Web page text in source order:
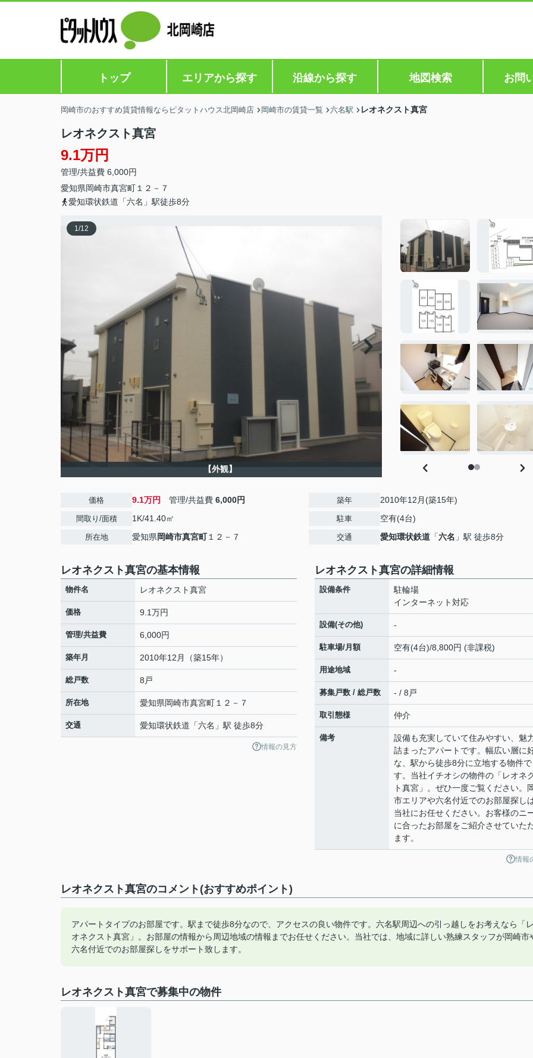
トップ エリアから探す 沿線から探す 地図検索 お問
岡崎市のおすすめ賃貸情報ならピタットハウス北岡崎店 岡崎市の賃貸一覧 六名駅 レオネクスト真宮
レオネクスト真宮
9.1万円
管理/共益費 6,000円
愛知県岡崎市真宮町 １２－７
愛知環状鉄道「六名」駅徒歩8分
1/12
【外観】
価格 9.1万円 管理/共益費 6,000円
間取り/面積 1K/41.40㎡
所在地 愛知県岡崎市真宮町１２－７
築年 2010年12月(築15年)
駐車 空有(4台)
交通 愛知環状鉄道 「六名 」駅 徒歩8分
レオネクスト真宮の基本情報
物件名 レオネクスト真宮
価格 9.1万円
管理/共益費 6,000円
築年月 2010年12月（築15年）
総戸数 8戸
所在地 愛知県岡崎市真宮町 １２－７
交通 愛知環状鉄道 「六名 」駅 徒歩8分
情報の見方
レオネクスト真宮の詳細情報
設備条件
駐輪場
インターネット対応
設備(その他) -
駐車場/月額 空有(4台)/8,800円 (非課税)
用途地域 -
募集戸数 / 総戸数 - / 8戸
取引態様 仲介
備考
設備も充実していて住みやすい、魅
詰まったアパートです。幅広い層に
な、駅から徒歩8分に立地する物件で
す。当社イチオシの物件の「レオネ
ト真宮」。ぜひ一度ご覧ください。
市エリアや六名付近でのお部屋探しは
当社にお任せください。お客様のニ
に合ったお部屋をご紹介させていた
ます。
情報
レオネクスト真宮のコメント(おすすめポイント)
アパートタイプのお部屋です。駅まで徒歩8分なので、アクセスの良い物件です。六名駅周辺への引っ越しをお考えなら「レ
オネクスト真宮」。お部屋の情報から周辺地域の情報までお任せください。当社では、地域に詳しい熟練スタッフが岡崎市
六名付近でのお部屋探しをサポート致します。
レオネクスト真宮で募集中の物件